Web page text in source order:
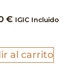
€ IGIC Incluido
al carrito